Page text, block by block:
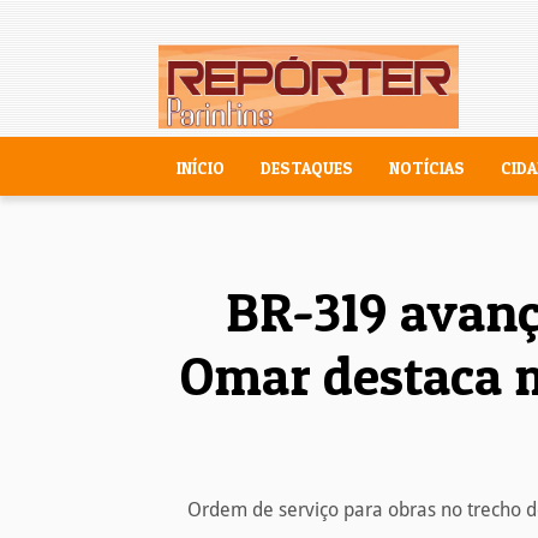
INÍCIO DESTAQUES NOTÍCIAS
BR-319
Omar destaca
Ordem de serviço para obras no trecho